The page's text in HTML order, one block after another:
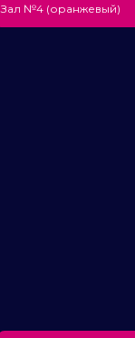
Зал №4 (оранжевый)